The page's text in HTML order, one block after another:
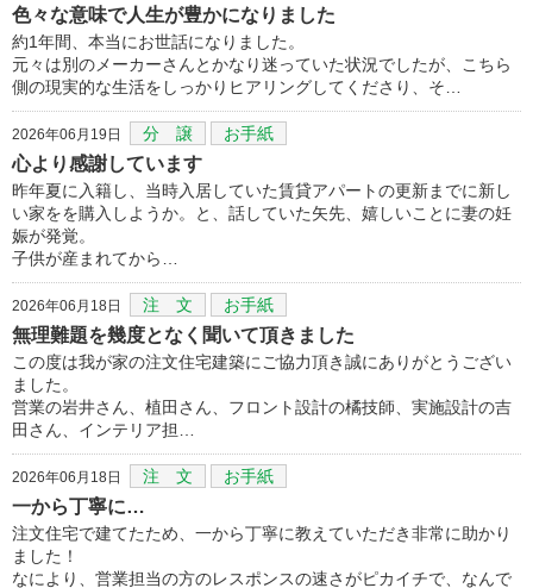
色々な意味で人生が豊かになりました
約1年間、本当にお世話になりました。
元々は別のメーカーさんとかなり迷っていた状況でしたが、こちら
側の現実的な生活をしっかりヒアリングしてくださり、そ…
2026年06月19日 分 譲 お手紙
心より感謝しています
昨年夏に入籍し、当時入居していた賃貸アパートの更新までに新し
い家をを購入しようか。と、話していた矢先、嬉しいことに妻の妊
娠が発覚。
子供が産まれてから…
2026年06月18日 注 文 お手紙
無理難題を幾度となく聞いて頂きました
この度は我が家の注文住宅建築にご協力頂き誠にありがとうござい
ました。
営業の岩井さん、植田さん、フロント設計の橘技師、実施設計の吉
田さん、インテリア担…
2026年06月18日 注 文 お手紙
一から丁寧に…
注文住宅で建てたため、一から丁寧に教えていただき非常に助かり
ました！
なにより、営業担当の方のレスポンスの速さがピカイチで、なんで